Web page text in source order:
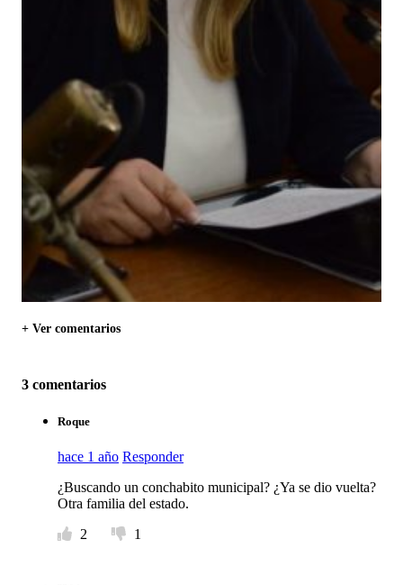
+ Ver comentarios
3 comentarios
Roque
hace 1 año Responder
¿Buscando un conchabito municipal? ¿Ya se dio vuelta?
Otra familia del estado.
2
1